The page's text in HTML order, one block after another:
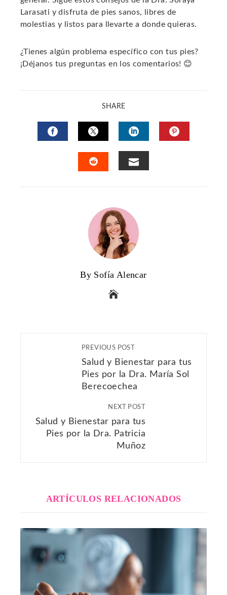
Larasati y disfruta de pies sanos, libres de
molestias y listos para llevarte a donde quieras.
¿Tienes algún problema específico con tus pies?
¡Déjanos tus preguntas en los comentarios! 😊
SHARE
FACEBOOKTWITTERLINKEDIN
By Sofía Alencar
PREVIOUS POST
Salud y Bienestar para tus
Pies por la Dra. María Sol
Berecoechea
NEXT POST
Salud y Bienestar para tus
Pies por la Dra. Patricia
Muñoz
ARTÍCULOS RELACIONADOS